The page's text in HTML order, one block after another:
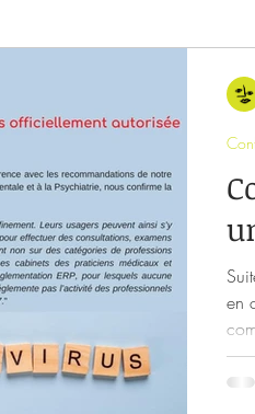
soi Stress Anxiété
en